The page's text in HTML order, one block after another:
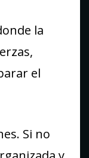
la
el
Si no